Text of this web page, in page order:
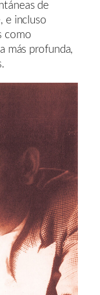
de
e incluso
como
más profunda,